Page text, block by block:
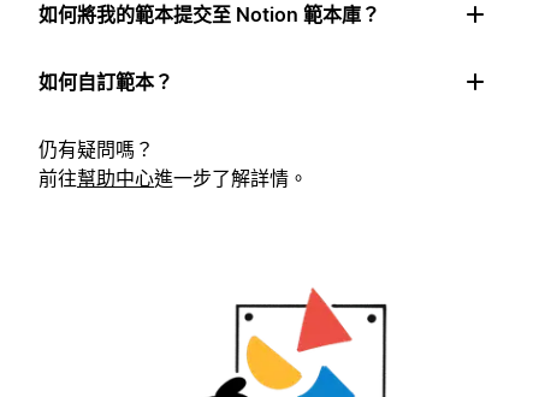
如何將我的範本提交至 Notion 範本庫？
如何自訂範本？
仍有疑問嗎？
前往幫助中心進一步了解詳情。